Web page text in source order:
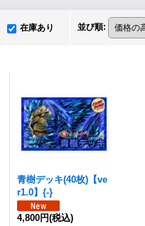
在庫あり 並び順:
青樹デッキ(40枚)【ve
r1.0】{-}
4,800円(税込)